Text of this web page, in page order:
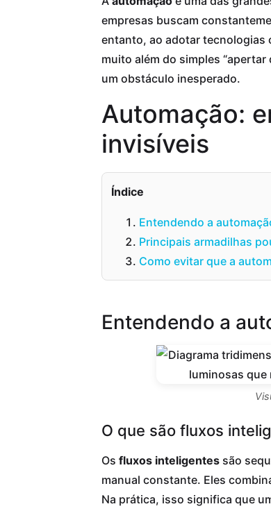
empresas buscam
entanto, ao adotar tecnologias
muito além do simples
um obstáculo inesperado.
Automação:
invisíveis
Índice
Entendendo a
Principais armadilhas
Como evitar que a
Entendendo a
O que são fluxos
Os fluxos inteligentes são
manual constante. Eles
Na prática, isso significa que